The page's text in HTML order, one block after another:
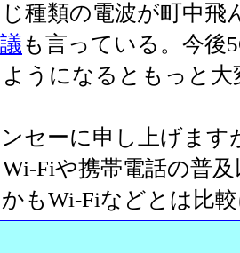
種類の電波が町中
も言っている。今後
うになるともっと
セーに申し上げま
Fiや携帯電話の普
もWi-Fiなどとは比